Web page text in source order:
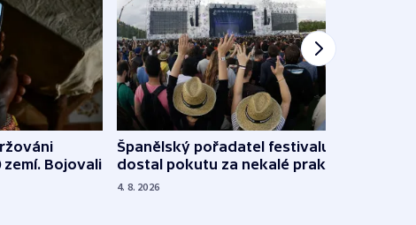
zemí. Bojovali
Španělský pořadatel festivalu
dostal pokutu za nekalé praktiky
4. 8. 2026